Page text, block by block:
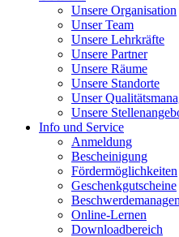
Unsere Organisation
Unser Team
Unsere Lehrkräfte
Unsere Partner
Unsere Räume
Unsere Standorte
Unser
Unsere
Info und Service
Anmeldung
Bescheinigung
Fördermöglichkeiten
Geschenkgutscheine
Online-Lernen
Downloadbereich